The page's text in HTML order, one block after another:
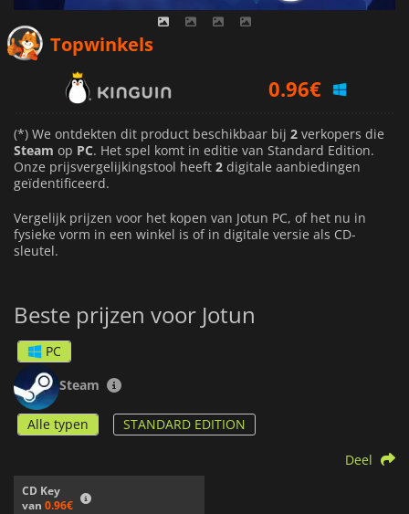
Topwinkels
(*) We ontdekten dit product beschikbaar bij 2 verkopers die
Steam op PC. Het spel komt in editie van Standard Edition.
Onze prijsvergelijkingstool heeft 2 digitale aanbiedingen
geïdentificeerd.
Vergelijk prijzen voor het kopen van Jotun PC, of het nu in
fysieke vorm in een winkel is of in digitale versie als CD-
sleutel.
Beste prijzen voor Jotun
PC
Steam
Alle typen STANDARD EDITION
CD Key
van 0.96€
Deel